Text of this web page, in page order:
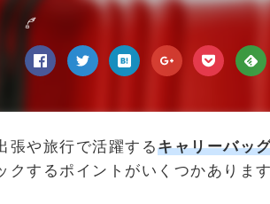
張や旅行で活躍するキャリーバッ
クするポイントがいくつかあります